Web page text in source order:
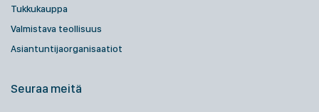
Tukkukauppa
Valmistava teollisuus
Asiantuntijaorganisaatiot
Seuraa meitä